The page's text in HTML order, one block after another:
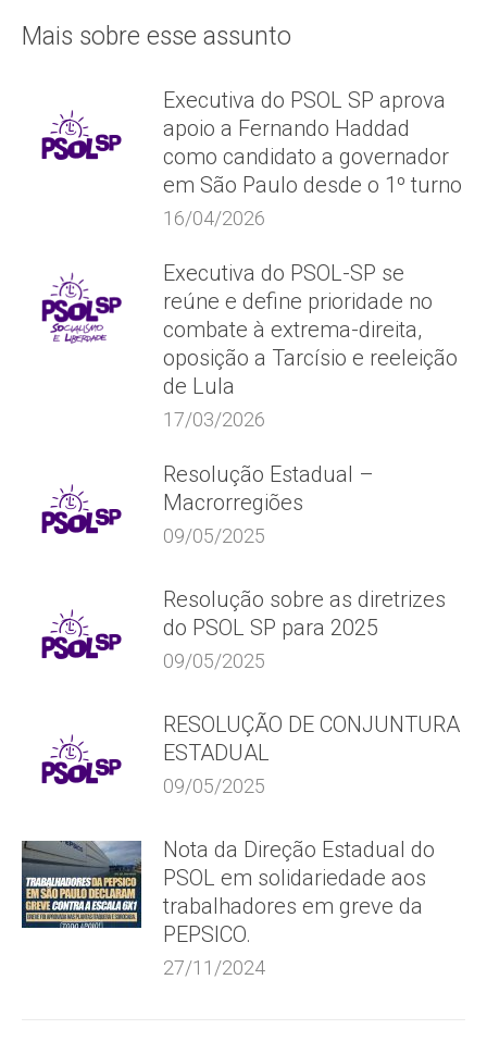
Mais sobre esse assunto
Executiva do PSOL SP aprova
apoio a Fernando Haddad
como candidato a governador
em São Paulo desde o 1º turno
16/04/2026
Executiva do PSOL-SP se
reúne e define prioridade no
combate à extrema-direita,
oposição a Tarcísio e reeleição
de Lula
17/03/2026
Resolução Estadual –
Macrorregiões
09/05/2025
Resolução sobre as diretrizes
do PSOL SP para 2025
09/05/2025
RESOLUÇÃO DE CONJUNTURA
ESTADUAL
09/05/2025
Nota da Direção Estadual do
PSOL em solidariedade aos
trabalhadores em greve da
PEPSICO.
27/11/2024